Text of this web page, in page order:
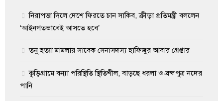
নিরাপত্তা দিলে দেশে ফিরতে চান সাকিব, ক্রীড়া প্রতিমন্ত্রী বললেন
‘আইনগতভাবেই আসতে হবে’
তনু হত্যা মামলায় সাবেক সেনাসদস্য হাফিজুর আবার গ্রেপ্তা‌র
কুড়িগ্রামে বন্যা পরিস্থিতি স্থিতিশীল, বাড়ছে ধরলা ও ব্রহ্মপুত্র নদের
পানি